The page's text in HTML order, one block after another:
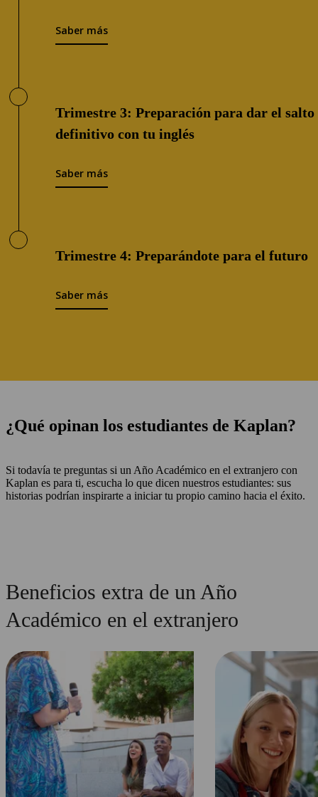
Saber más
Trimestre 3: Preparación para dar el salto
definitivo con tu inglés
Saber más
Trimestre 4: Preparándote para el futuro
Saber más
¿Qué opinan los estudiantes de Kaplan?
Si todavía te preguntas si un Año Académico en el extranjero con
Kaplan es para ti, escucha lo que dicen nuestros estudiantes: sus
historias podrían inspirarte a iniciar tu propio camino hacia el éxito.
Beneficios extra de un Año
Académico en el extranjero